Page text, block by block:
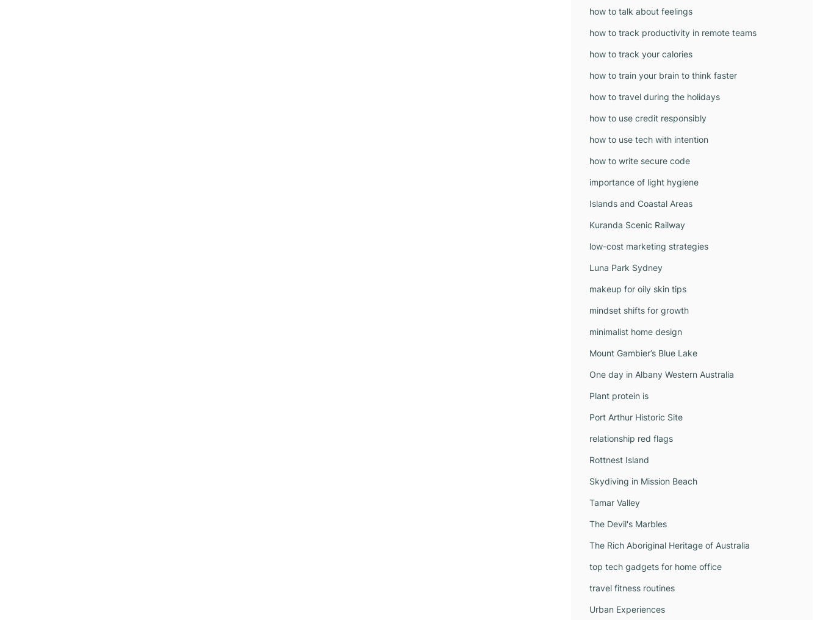
how to talk about feelings
how to track productivity in remote teams
how to track your calories
how to train your brain to think faster
how to travel during the holidays
how to use credit responsibly
how to use tech with intention
how to write secure code
importance of light hygiene
Islands and Coastal Areas
Kuranda Scenic Railway
low-cost marketing strategies
Luna Park Sydney
makeup for oily skin tips
mindset shifts for growth
minimalist home design
Mount Gambier’s Blue Lake
One day in Albany Western Australia
Plant protein is
Port Arthur Historic Site
relationship red flags
Rottnest Island
Skydiving in Mission Beach
Tamar Valley
The Devil's Marbles
The Rich Aboriginal Heritage of Australia
top tech gadgets for home office
travel fitness routines
Urban Experiences